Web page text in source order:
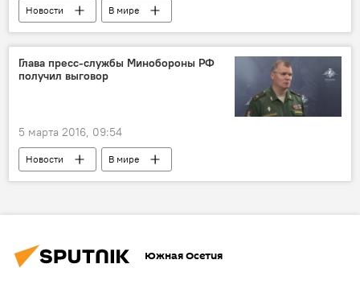
Новости В мире
Глава пресс-службы Минобороны РФ
получил выговор
5 марта 2016, 09:54
Новости В мире
Южная Осетия